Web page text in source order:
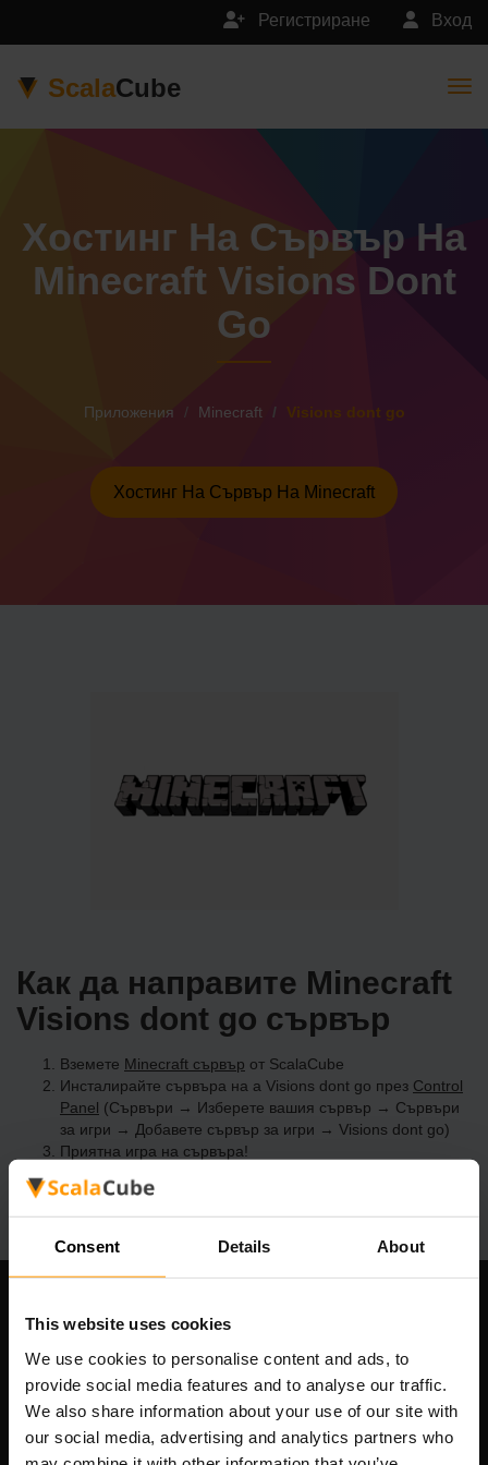
Consent Details About
This website uses cookies
We use cookies to personalise content and ads, to
provide social media features and to analyse our traffic.
We also share information about your use of our site with
our social media, advertising and analytics partners who
Вход
Регистриране
ScalaCube
Хостинг На Сървър На
Minecraft Visions Dont
Go
Приложения Minecraft Visions dont go
Хостинг На Сървър На Minecraft
Как да направите Minecraft
Visions dont go сървър
Вземете Minecraft сървър от ScalaCube
Инсталирайте сървъра на a Visions dont go през Control
Panel (Сървъри → Изберете вашия сървър → Сървъри
за игри → Добавете сървър за игри → Visions dont go)
Приятна игра на сървъра!
Нашата компания
Scalable Hosting Solutions OÜ
Регистрационен код: 14652605